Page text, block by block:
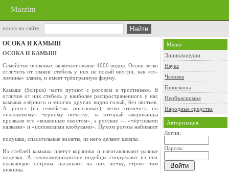
Murzim
поиск по сайту
ОСОКА И КАМЫШ
ОСОКА И КАМЫШ
Семейство осоковых включает свыше 4000 видов. Осоки лег­ко
отличить от злаков: стебель у них не полый внутри, как «со­
ломины» злаков, и имеет трёх­гранную форму.
Камыш: (Scirpus) часто путают с рогозом и тростником. В
отли­чие от них стебель у наиболее распространённого у нас
камыша озёрного и многих других видов голый, без листьев.
А рогоз (из семейства рогозовых) легко отли­чить по
«плюшевому» чёрному початку, за который американцы
прозвали его «кошкиным хвос­том», а русские — «чёртовыми
палками» и «поповскими клобу­ками». Пухом рогоза набивают
подушки, спасательные жилеты, из него делают шляпы.
Из стеблей камыша плетут корзинки и изготавливают раз­ные
поделки. А южноамерикан­ские индейцы сооружают из них
плавающие острова, насыпают на них почву, строят там
хижины.
Меню
Энциклопедии
Наука
Человек
Гороскопы
Необъяснимое
Народные средства
Авторизация
Логин:
Пароль: